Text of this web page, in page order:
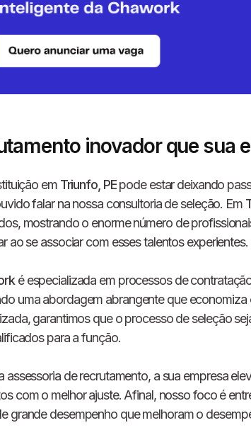
inovador que sua
em Triunfo, PEpode estar deixando
falar na nossa consultoria de seleção. Em
mostrando o enorme número de
ao se associar com esses talentos experientes.
é especializada em processos de
uma abordagem abrangente que
garantimos que o processo de seleção
para a função.
assessoria de recrutamento, a sua empresa
com o melhor ajuste. Afinal, nosso foco é
grande desempenho que melhoram o